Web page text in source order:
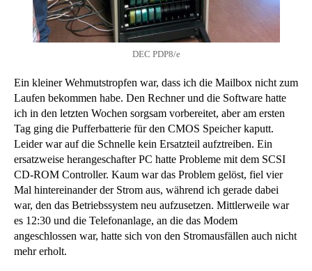
DEC PDP8/e
Ein kleiner Wehmutstropfen war, dass ich die Mailbox nicht zum
Laufen bekommen habe. Den Rechner und die Software hatte
ich in den letzten Wochen sorgsam vorbereitet, aber am ersten
Tag ging die Pufferbatterie für den CMOS Speicher kaputt.
Leider war auf die Schnelle kein Ersatzteil aufztreiben. Ein
ersatzweise herangeschafter PC hatte Probleme mit dem SCSI
CD-ROM Controller. Kaum war das Problem gelöst, fiel vier
Mal hintereinander der Strom aus, während ich gerade dabei
war, den das Betriebssystem neu aufzusetzen. Mittlerweile war
es 12:30 und die Telefonanlage, an die das Modem
angeschlossen war, hatte sich von den Stromausfällen auch nicht
mehr erholt.